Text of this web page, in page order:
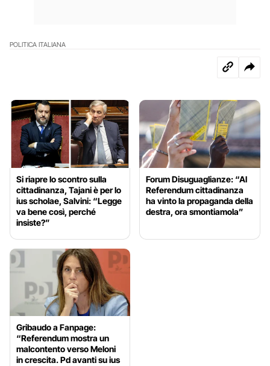
POLITICA ITALIANA
Si riapre lo scontro sulla
cittadinanza, Tajani è per lo
ius scholae, Salvini: “Legge
va bene così, perché
insiste?”
Forum Disuguaglianze: “Al
Referendum cittadinanza
ha vinto la propaganda della
destra, ora smontiamola”
Gribaudo a Fanpage:
“Referendum mostra un
malcontento verso Meloni
in crescita. Pd avanti su ius